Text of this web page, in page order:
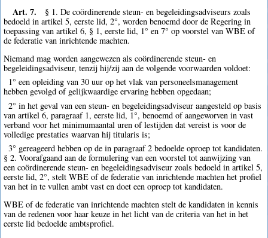
Art. 7.
§ 1. De coördinerende steun- en begeleidingsadviseurs zoals
bedoeld in artikel 5, eerste lid, 2°, worden benoemd door de Regering in
toepassing van artikel 6, § 1, eerste lid, 1° en 7° op voorstel van WBE of
de federatie van inrichtende machten.
Niemand mag worden aangewezen als coördinerende steun- en
begeleidingsadviseur, tenzij hij/zij aan de volgende voorwaarden voldoet:
1° een opleiding van 30 uur op het vlak van personeelsmanagement
hebben gevolgd of gelijkwaardige ervaring hebben opgedaan;
2° in het geval van een steun- en begeleidingsadviseur aangesteld op basis
van artikel 6, paragraaf 1, eerste lid, 1°, benoemd of aangeworven in vast
verband voor het minimumaantal uren of lestijden dat vereist is voor de
volledige prestaties waarvan hij titularis is;
3° gereageerd hebben op de in paragraaf 2 bedoelde oproep tot kandidaten.
§ 2. Voorafgaand aan de formulering van een voorstel tot aanwijzing van
een coördinerende steun- en begeleidingsadviseur zoals bedoeld in artikel 5,
eerste lid, 2°, stelt WBE of de federatie van inrichtende machten het profiel
van het in te vullen ambt vast en doet een oproep tot kandidaten.
WBE of de federatie van inrichtende machten stelt de kandidaten in kennis
van de redenen voor haar keuze in het licht van de criteria van het in het
eerste lid bedoelde ambtsprofiel.